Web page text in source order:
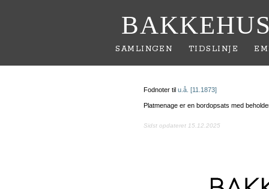
SAMLINGEN TIDSLINJE
Fodnoter til u.å. [11.1873]
Platmenage er en bordopsats med
Sidst opdateret 15.12.2025